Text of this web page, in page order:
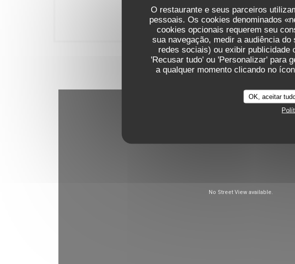
O restaurante e seus parceiros
pessoais. Os cookies denominados
cookies opcionais requerem seu
sua navegação, medir a audiência
redes sociais) ou exibir publicidade
'Recusar tudo' ou 'Personalizar' para
a qualquer momento clicando no
OK, aceitar
Le restaurant